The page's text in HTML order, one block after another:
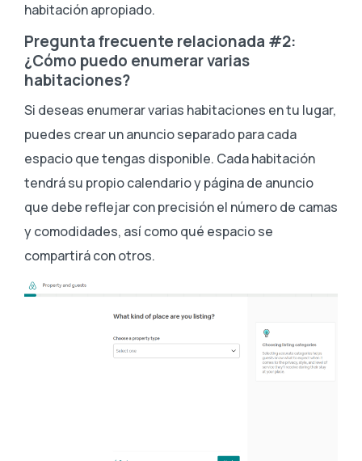
habitación apropiado.
Pregunta frecuente relacionada #2:
¿Cómo puedo enumerar varias
habitaciones?
Si deseas enumerar varias habitaciones en tu lugar,
puedes crear un anuncio separado para cada
espacio que tengas disponible. Cada habitación
tendrá su propio calendario y página de anuncio
que debe reflejar con precisión el número de camas
y comodidades, así como qué espacio se
compartirá con otros.